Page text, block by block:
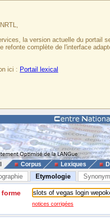
la version actuelle du portail
refonte complète de l'interface
ici : Portail lexical
Corpus Lexiques
Etymologie
forme
notices corrigées